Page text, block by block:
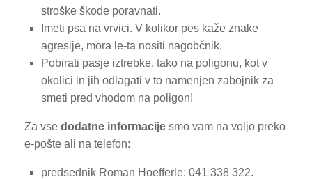
stroške škode poravnati.
Imeti psa na vrvici. V kolikor pes kaže znake
agresije, mora le-ta nositi nagobčnik.
Pobirati pasje iztrebke, tako na poligonu, kot v
okolici in jih odlagati v to namenjen zabojnik za
smeti pred vhodom na poligon!
Za vse dodatne informacije smo vam na voljo preko
e-pošte ali na telefon:
predsednik Roman Hoefferle: 041 338 322.